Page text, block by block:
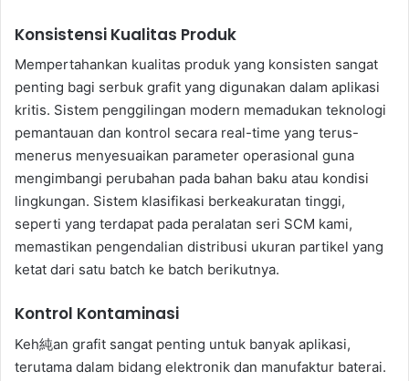
Konsistensi Kualitas Produk
Mempertahankan kualitas produk yang konsisten sangat
penting bagi serbuk grafit yang digunakan dalam aplikasi
kritis. Sistem penggilingan modern memadukan teknologi
pemantauan dan kontrol secara real-time yang terus-
menerus menyesuaikan parameter operasional guna
mengimbangi perubahan pada bahan baku atau kondisi
lingkungan. Sistem klasifikasi berkeakuratan tinggi,
seperti yang terdapat pada peralatan seri SCM kami,
memastikan pengendalian distribusi ukuran partikel yang
ketat dari satu batch ke batch berikutnya.
Kontrol Kontaminasi
Keh純an grafit sangat penting untuk banyak aplikasi,
terutama dalam bidang elektronik dan manufaktur baterai.